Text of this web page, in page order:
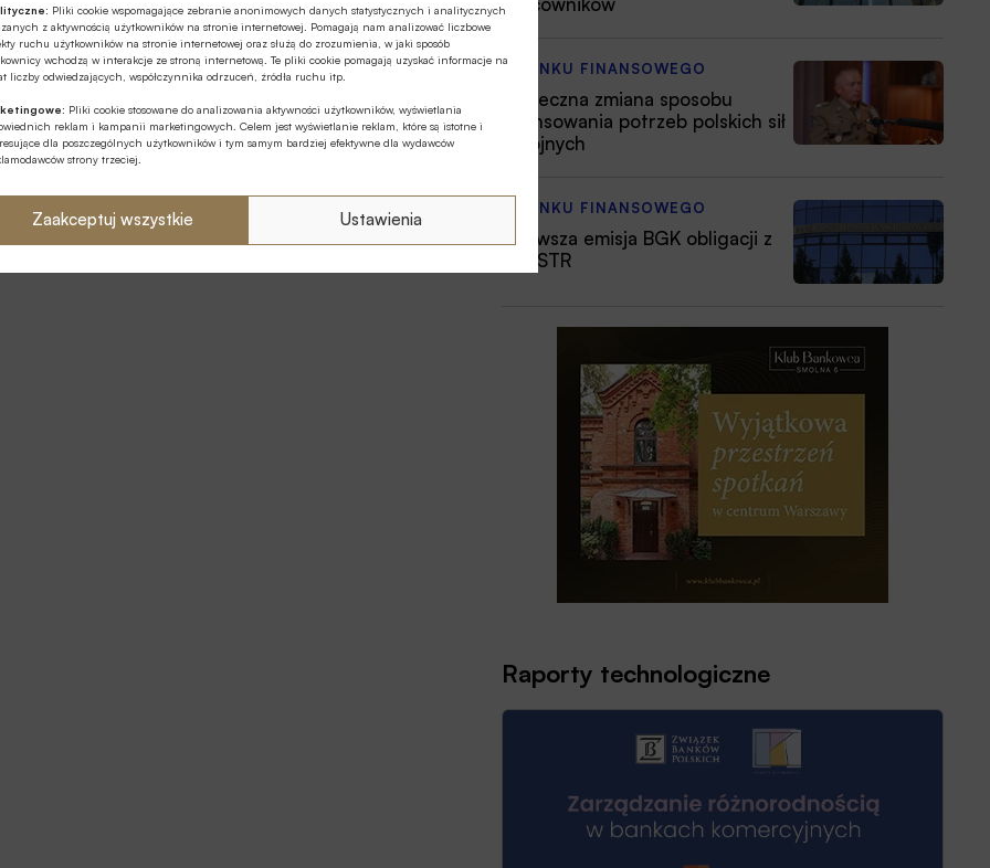
Pliki cookie wspomagające zebranie anonimowych danych statystycznych i analitycznych
z aktywnością użytkowników na stronie internetowej. Pomagają nam analizować liczbowe
ruchu użytkowników na stronie internetowej oraz służą do zrozumienia, w jaki sposób
wchodzą w interakcje ze stroną internetową. Te pliki cookie pomagają uzyskać informacje na
liczby odwiedzających, współczynnika odrzuceń, źródła ruchu itp.
Pliki cookie stosowane do analizowania aktywności użytkowników, wyświetlania
reklam i kampanii marketingowych. Celem jest wyświetlanie reklam, które są istotne i
dla poszczególnych użytkowników i tym samym bardziej efektywne dla wydawców
strony trzeciej.
Zaakceptuj wszystkie Ustawienia
Z RYNKU FINANSOWEGO
Konieczna zmiana sposobu
finansowania potrzeb polskich sił
zbrojnych
Z RYNKU FINANSOWEGO
Pierwsza emisja BGK obligacji z
POLSTR
Raporty technologiczne